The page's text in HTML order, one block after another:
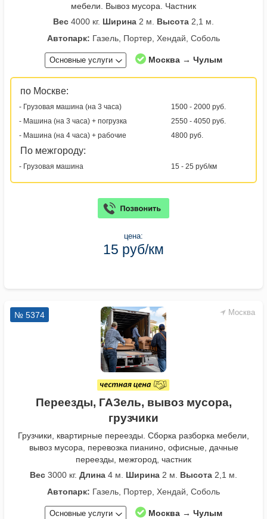
мебели. Вывоз мусора. Частник
Вес 4000 кг. Ширина 2 м. Высота 2,1 м.
Автопарк: Газель, Портер, Хендай, Соболь
Основные услуги Москва → Чулым
по Москве:
- Грузовая машина (на 3 часа)
1500 - 2000 руб.
- Машина (на 3 часа) + погрузка
2550 - 4050 руб.
- Машина (на 4 часа) + рабочие
4800 руб.
По межгороду:
- Грузовая машина 15 - 25 руб/км
цена:
15 руб/км
Москва
№ 5374
Переезды, ГАЗель, вывоз мусора,
грузчики
Грузчики, квартирные переезды. Сборка разборка мебели,
вывоз мусора, перевозка пианино, офисные, дачные
переезды, межгород, частник
Вес 3000 кг. Длина 4 м. Ширина 2 м. Высота 2,1 м.
Автопарк: Газель, Портер, Хендай, Соболь
Основные услуги Москва → Чулым